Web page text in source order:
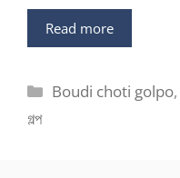
Read more
Categories
Boudi choti golpo,
গল্প